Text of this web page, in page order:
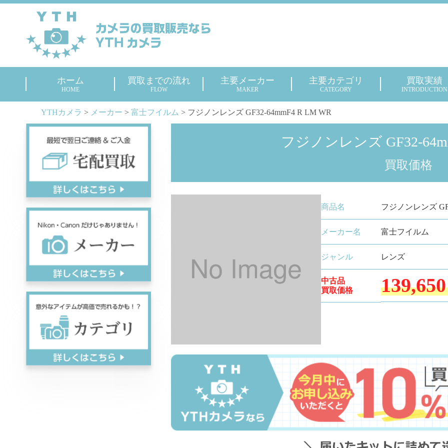
ホーム
HOME
買取までの流れ
FLOW
主要メーカー
MAKER
主要カテゴリ
CATEGORY
買取実績
INTRODUCTION
YTHカメラ > メーカー > 富士フイルム > フジノンレンズ GF32-64mmF4 R LM WR
フジノンレンズ GF32-
買取価格
商品名 フジノンレンズ
メーカー名 富士フイルム
ジャンル レンズ
中古品
買取価格
139,650